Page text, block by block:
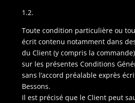
1.2.
Toute condition particulière ou
écrit contenu notamment dans
du Client (y compris la
sur les présentes Conditions
sans l’accord préalable exprès
Bessons.
Il est précisé que le Client peut